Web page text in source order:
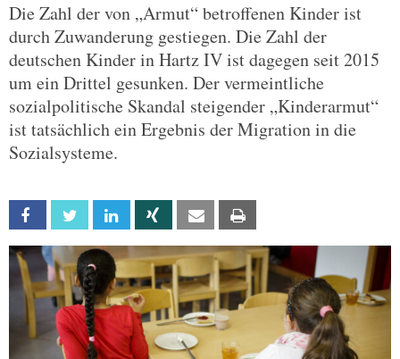
Die Zahl der von „Armut“ betroffenen Kinder ist
durch Zuwanderung gestiegen. Die Zahl der
deutschen Kinder in Hartz IV ist dagegen seit 2015
um ein Drittel gesunken. Der vermeintliche
sozialpolitische Skandal steigender „Kinderarmut“
ist tatsächlich ein Ergebnis der Migration in die
Sozialsysteme.
Facebook Twitter Linkedin Xing Email